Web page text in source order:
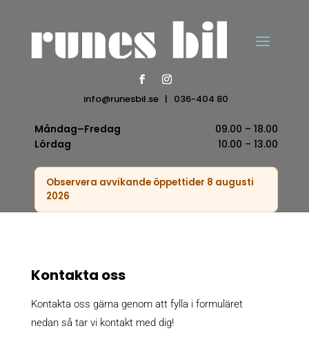
info@runesbil.se | 036-404 80
Måndag–Fredag
09.00 – 18.00
Lördag
10.00 – 13.00
Observera avvikande öppettider 8 augusti
2026
Kontakta oss
Kontakta oss gärna genom att fylla i formuläret
nedan så tar vi kontakt med dig!